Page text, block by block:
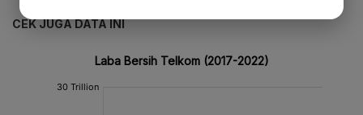
CEK JUGA DATA INI